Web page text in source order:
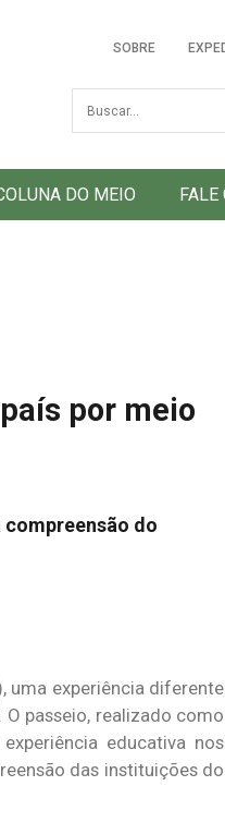
SOBRE
Busca
DO MEIO FALE
por meio
do
uma experiência diferente
passeio, realizado como
educativa nos
das instituições do